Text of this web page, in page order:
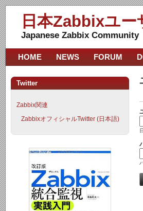
日本Zabbixユー
Japanese Zabbix Community
HOME NEWS FORUM
Twitter
Zabbix関連
ZabbixオフィシャルTwitter (日本語)